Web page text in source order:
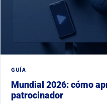
GUÍA
Mundial 2026: cómo
patrocinador